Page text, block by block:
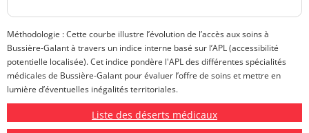
Méthodologie : Cette courbe illustre l’évolution de l’accès aux soins à
Bussière-Galant à travers un indice interne basé sur l’APL (accessibilité
potentielle localisée). Cet indice pondère l'APL des différentes spécialités
médicales de Bussière-Galant pour évaluer l’offre de soins et mettre en
lumière d’éventuelles inégalités territoriales.
Liste des déserts médicaux